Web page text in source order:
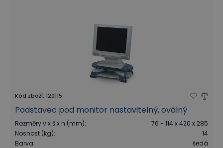
Kód zboží: 120115
Podstavec pod monitor nastavitelný, oválný
Rozměry v x š x h (mm):
76 - 114 x 420 x 285
Nosnost (kg):
14
Barva: šedá